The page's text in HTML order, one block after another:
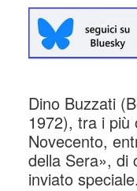
Dino Buzzati
1972), tra i più
Novecento,
della Sera», di
inviato speciale.